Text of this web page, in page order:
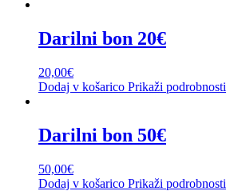
Darilni bon 20€
20,00€
Dodaj v košarico Prikaži podrobnosti
Darilni bon 50€
50,00€
Dodaj v košarico Prikaži podrobnosti